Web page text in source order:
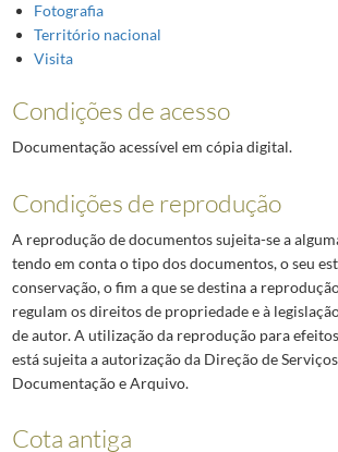
Fotografia
Território nacional
Visita
Condições de acesso
Documentação acessível em cópia digital.
Condições de reprodução
A reprodução de documentos sujeita-se a
tendo em conta o tipo dos documentos, o seu
conservação, o fim a que se destina a
regulam os direitos de propriedade e à
de autor. A utilização da reprodução para
está sujeita a autorização da Direção de
Documentação e Arquivo.
Cota antiga